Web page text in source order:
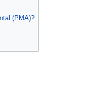
(PMA)?